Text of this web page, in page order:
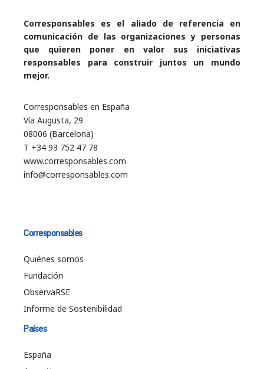
Corresponsables es el aliado de referencia en
comunicación de las organizaciones y personas
que quieren poner en valor sus iniciativas
responsables para construir juntos un mundo
mejor.
Corresponsables en España
Vía Augusta, 29
08006 (Barcelona)
T +34 93 752 47 78
www.corresponsables.com
info@corresponsables.com
Corresponsables
Quiénes somos
Fundación
ObservaRSE
Informe de Sostenibilidad
Países
España